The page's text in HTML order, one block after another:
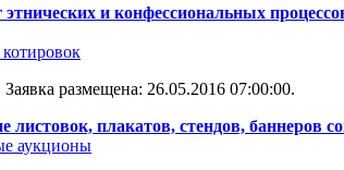
и конфессиональных
котировок
размещена: 26.05.2016 07:00:00.
листовок, плакатов, стендов, баннеров
аукционы